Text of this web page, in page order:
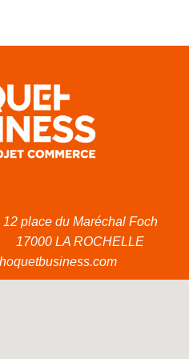
12 place du Maréchal Foch
17000 LA ROCHELLE